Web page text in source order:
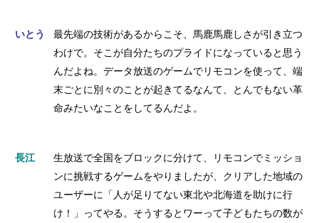
いとう
最先端の技術があるからこそ、馬鹿馬鹿しさが引き立つ
わけで。そこが自分たちのプライドになっていると思う
んだよね。データ放送のゲームでリモコンを使って、端
末ごとに別々のことが起きてるなんて、とんでもない革
命みたいなことをしてるんだよ。
長江
生放送で全国をブロックに分けて、リモコンでミッショ
ンに挑戦するゲームをやりましたが、クリアした地域の
ユーザーに「人が足りてない東北や北海道を助けに行
け！」ってやる。そうするとワーって子どもたちの数が